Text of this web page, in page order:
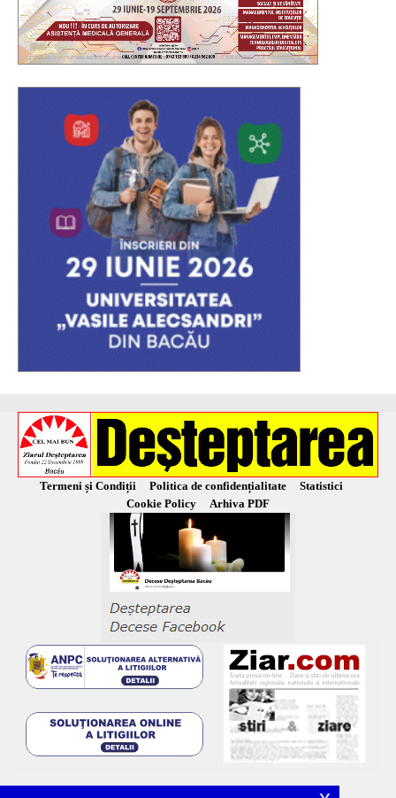
Termeni și Condiții Politica de confidențialitate
Statistici
Cookie Policy
Arhiva PDF